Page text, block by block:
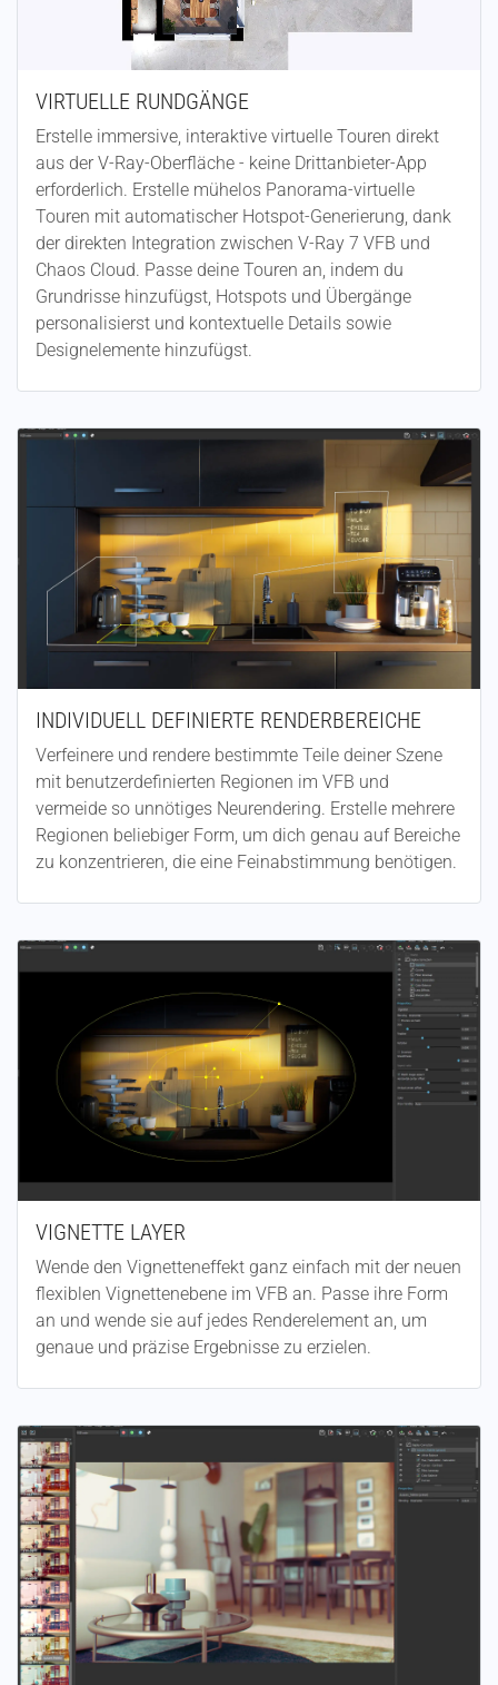
VIRTUELLE RUNDGÄNGE
Erstelle immersive, interaktive virtuelle Touren direkt
aus der V-Ray-Oberfläche - keine Drittanbieter-App
erforderlich. Erstelle mühelos Panorama-virtuelle
Touren mit automatischer Hotspot-Generierung, dank
der direkten Integration zwischen V-Ray 7 VFB und
Chaos Cloud. Passe deine Touren an, indem du
Grundrisse hinzufügst, Hotspots und Übergänge
personalisierst und kontextuelle Details sowie
Designelemente hinzufügst.
INDIVIDUELL DEFINIERTE RENDERBEREICHE
Verfeinere und rendere bestimmte Teile deiner Szene
mit benutzerdefinierten Regionen im VFB und
vermeide so unnötiges Neurendering. Erstelle mehrere
Regionen beliebiger Form, um dich genau auf Bereiche
zu konzentrieren, die eine Feinabstimmung benötigen.
VIGNETTE LAYER
Wende den Vignetteneffekt ganz einfach mit der neuen
flexiblen Vignettenebene im VFB an. Passe ihre Form
an und wende sie auf jedes Renderelement an, um
genaue und präzise Ergebnisse zu erzielen.